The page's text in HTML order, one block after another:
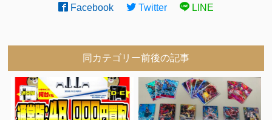
Facebook Twitter LINE
同カテゴリー前後の記事